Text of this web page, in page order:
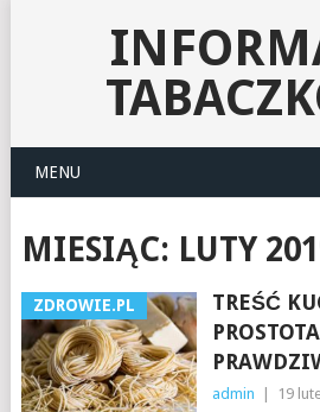
MENU
MIESIĄC: LUTY
ZDROWIE.PL
TREŚĆ
admin 19